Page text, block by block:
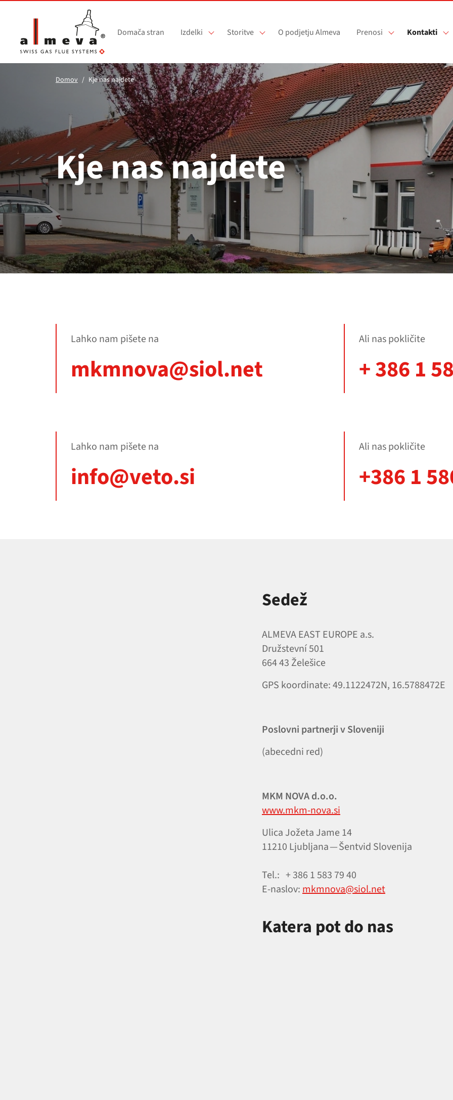
Preskoči na glavno vsebino
Domača stran Izdelki Storitve O podjetju Almeva Prenosi Kontakti
Domov Kje nas najdete
Kje nas najdete
Lahko nam pišete na
mkmnova@siol.net
Ali nas pokličite
+ 386 1
Lahko nam pišete na
info@veto.si
Ali nas pokličite
+386 1
Sedež
ALMEVA EAST EUROPE a.s.
Družstevní 501
664 43 Želešice
GPS koordinate: 49.1122472N, 16.5788472E
Poslovni partnerji v Sloveniji
(abecedni red)
MKM NOVA d.o.o.
www.mkm-nova.si
Ulica Jožeta Jame 14
11210 Ljubljana — Šentvid Slovenija
Tel.: + 386 1 583 79 40
E‑naslov:mkmnova@siol.net
Katera pot do nas